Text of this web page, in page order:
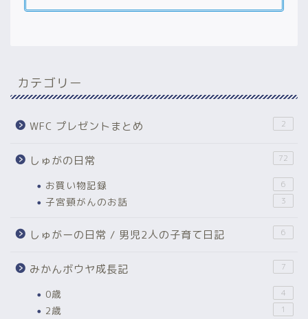
カテゴリー
WFC プレゼントまとめ 2
しゅがの日常 72
お買い物記録 6
子宮頸がんのお話 3
しゅがーの日常 / 男児2人の子育て日記 6
みかんボウヤ成長記 7
0歳 4
2歳 1